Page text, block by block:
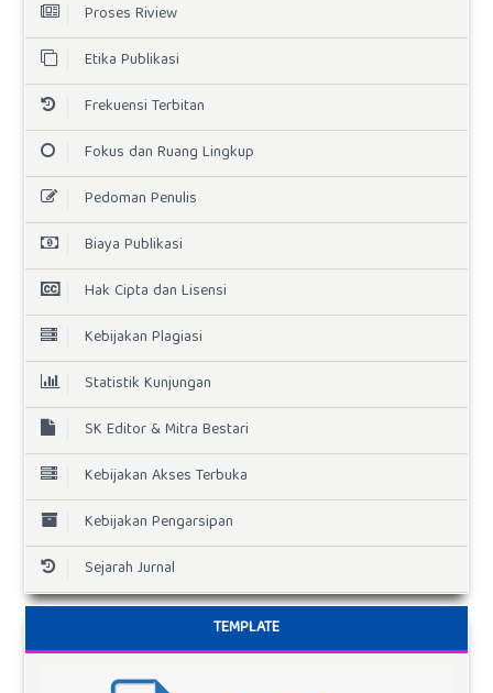
Proses Riview
Etika Publikasi
Frekuensi Terbitan
Fokus dan Ruang Lingkup
Pedoman Penulis
Biaya Publikasi
Hak Cipta dan Lisensi
Kebijakan Plagiasi
Statistik Kunjungan
SK Editor & Mitra Bestari
Kebijakan Akses Terbuka
Kebijakan Pengarsipan
Sejarah Jurnal
TEMPLATE